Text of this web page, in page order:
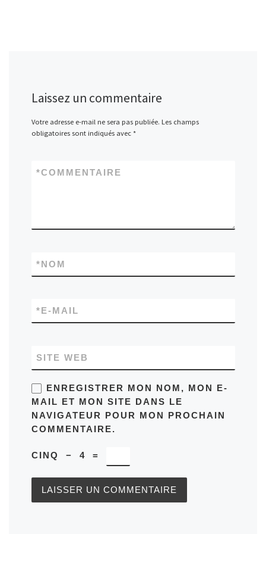
Laissez un commentaire
Votre adresse e-mail ne sera pas publiée. Les champs
obligatoires sont indiqués avec *
COMMENTAIRE
*
NOM
*
E-MAIL
*
SITE WEB
ENREGISTRER MON NOM, MON E-
MAIL ET MON SITE DANS LE
NAVIGATEUR POUR MON PROCHAIN
COMMENTAIRE.
CINQ − 4 =